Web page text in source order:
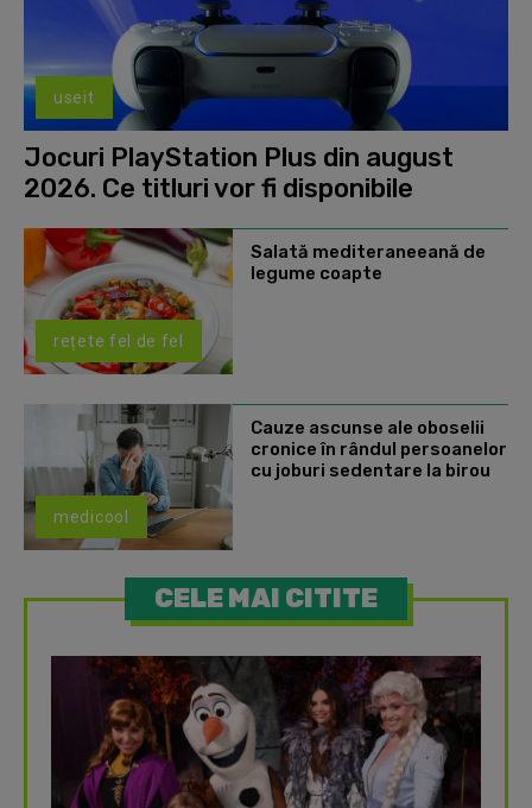
useit
Jocuri PlayStation Plus din august
2026. Ce titluri vor fi disponibile
rețete fel de fel
Salată mediteraneeană de
legume coapte
medicool
Cauze ascunse ale oboselii
cronice în rândul persoanelor
cu joburi sedentare la birou
CELE MAI CITITE